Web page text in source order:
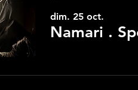
dim. 25 oct.
Namari .